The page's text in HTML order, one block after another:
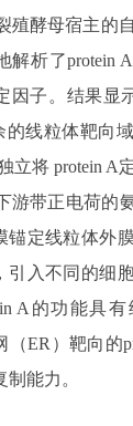
殖酵母宿主的
解析了protein
因子。结果显
线粒体靶向域
立将 protein A
游带正电荷的
锚定线粒体外
入不同的细
A的功能具
ER）靶向的
能力。